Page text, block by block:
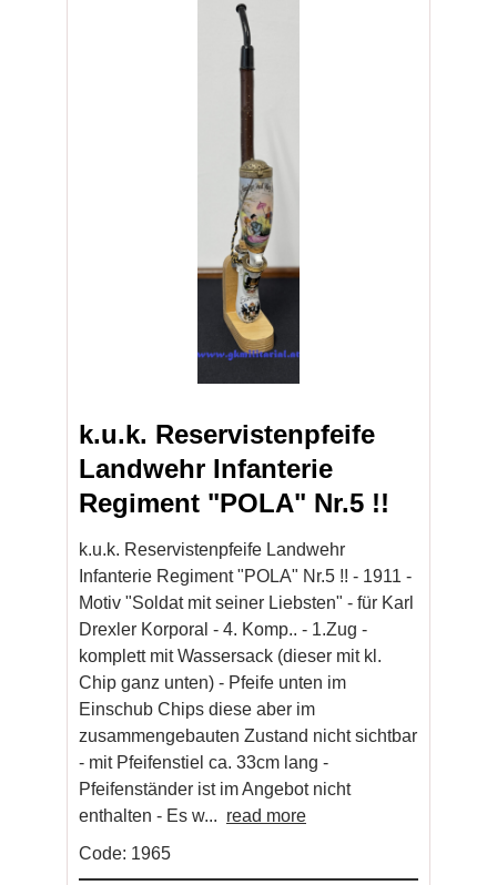
k.u.k. Reservistenpfeife
Landwehr Infanterie
Regiment "POLA" Nr.5 !!
k.u.k. Reservistenpfeife Landwehr
Infanterie Regiment "POLA" Nr.5 !! - 1911 -
Motiv "Soldat mit seiner Liebsten" - für Karl
Drexler Korporal - 4. Komp.. - 1.Zug -
komplett mit Wassersack (dieser mit kl.
Chip ganz unten) - Pfeife unten im
Einschub Chips diese aber im
zusammengebauten Zustand nicht sichtbar
- mit Pfeifenstiel ca. 33cm lang -
Pfeifenständer ist im Angebot nicht
enthalten - Es w... read more
Code: 1965